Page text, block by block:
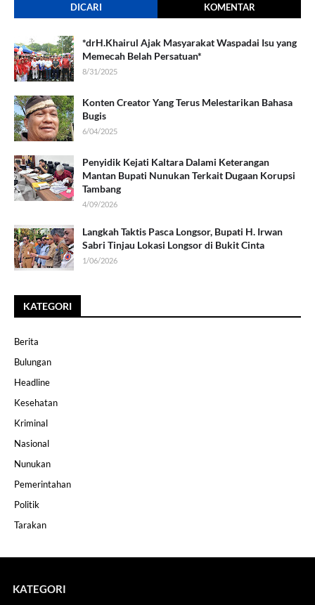
DICARI KOMENTAR
*drH.Khairul Ajak Masyarakat Waspadai Isu yang
Memecah Belah Persatuan*
8/31/2025
Konten Creator Yang Terus Melestarikan Bahasa
Bugis
6/04/2025
Penyidik Kejati Kaltara Dalami Keterangan
Mantan Bupati Nunukan Terkait Dugaan Korupsi
Tambang
4/09/2026
Langkah Taktis Pasca Longsor, Bupati H. Irwan
Sabri Tinjau Lokasi Longsor di Bukit Cinta
1/06/2026
KATEGORI
Berita
Bulungan
Headline
Kesehatan
Kriminal
Nasional
Nunukan
Pemerintahan
Politik
Tarakan
KATEGORI